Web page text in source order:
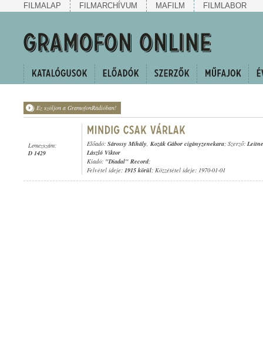
FILMALAP FILMARCHÍVUM MAFILM FILMLABOR
Ez szóljon a GramofonRádióban!
Lemezszám:
D 1429
Előadó: Sárossy Mihály, Kozák Gábor cigányzenekara; Szerző:
László Viktor
Kiadó: "Diadal" Record;
Felvétel ideje: 1915 körül; Közzététel ideje: 1970-01-01